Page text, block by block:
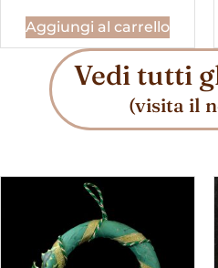
Aggiungi al carrello
Vedi tutti
(visita il